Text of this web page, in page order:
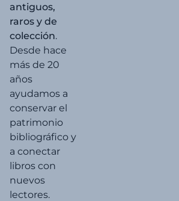
antiguos,
raros y de
colección.
Desde hace
más de 20
años
ayudamos a
conservar el
patrimonio
bibliográfico y
a conectar
libros con
nuevos
lectores.